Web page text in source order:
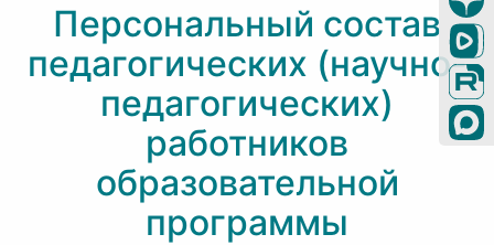
Персональный состав
педагогических (научно-
педагогических)
работников
образовательной
программы